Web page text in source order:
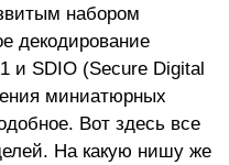
набором
декодирование
и SDIO (Secure Digital
миниатюрных
Вот здесь все
На какую нишу же